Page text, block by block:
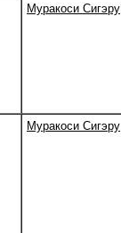
Муракоси Сигэру
Муракоси Сигэру